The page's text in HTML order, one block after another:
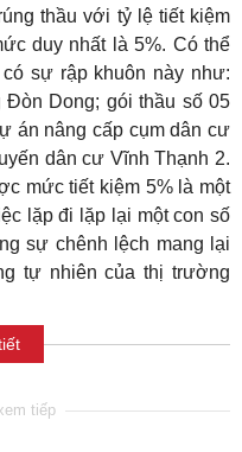
thầu với tỷ lệ tiết kiệm
duy nhất là 5%. Có thể
sự rập khuôn này như:
Dong; gói thầu số 05
án nâng cấp cụm dân cư
dân cư Vĩnh Thạnh 2.
mức tiết kiệm 5% là một
lặp đi lặp lại một con số
sự chênh lệch mang lại
tự nhiên của thị trường